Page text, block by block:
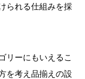
られる仕組みを採
リーにもいえるこ
を考え品揃えの設